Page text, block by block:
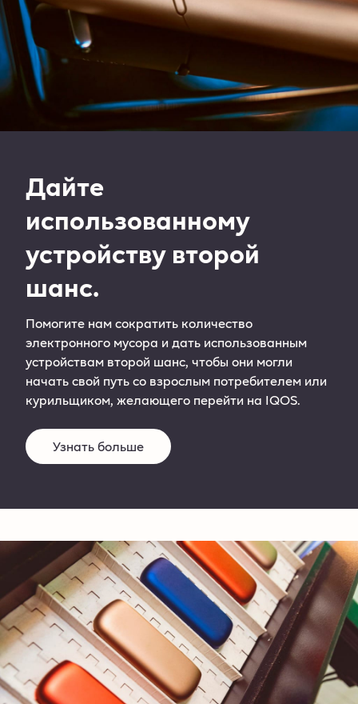
Дайте
использованному
устройству второй
шанс.
Помогите нам сократить количество
электронного мусора и дать использованным
устройствам второй шанс, чтобы они могли
начать свой путь со взрослым потребителем или
курильщиком, желающего перейти на IQOS.
Узнать больше